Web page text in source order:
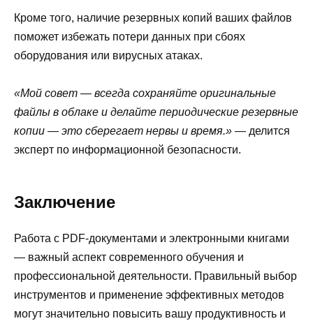
Кроме того, наличие резервных копий ваших файлов
поможет избежать потери данных при сбоях
оборудования или вирусных атаках.
«Мой совет — всегда сохраняйте оригинальные
файлы в облаке и делайте периодические резервные
копии — это сберегает нервы и время.» — делится
эксперт по информационной безопасности.
Заключение
Работа с PDF-документами и электронными книгами
— важный аспект современного обучения и
профессиональной деятельности. Правильный выбор
инструментов и применение эффективных методов
могут значительно повысить вашу продуктивность и